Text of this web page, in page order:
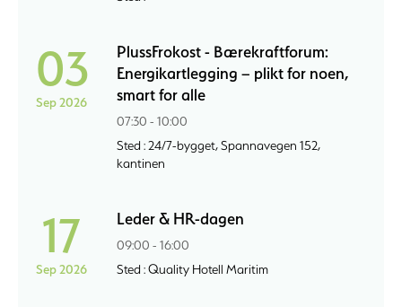
03
Sep 2026
PlussFrokost - Bærekraftforum:
Energikartlegging – plikt for noen,
smart for alle
07:30 - 10:00
Sted : 24/7-bygget, Spannavegen 152,
kantinen
17
Sep 2026
Leder & HR-dagen
09:00 - 16:00
Sted : Quality Hotell Maritim